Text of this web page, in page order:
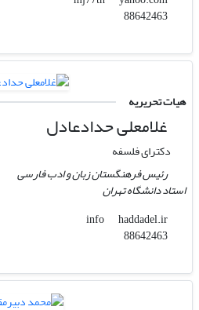
88642463
هیات تحریریه
غلامعلی حدادعادل
دکترای فلسفه
رئیس فرهنگستان زبان و ادب فارسی
استاد دانشگاه تهران
info
haddadel.ir
88642463